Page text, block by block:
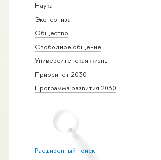
Наука
Экспертиза
Общество
Свободное общение
Университетская жизнь
Приоритет 2030
Программа развития 2030
Расширенный поиск